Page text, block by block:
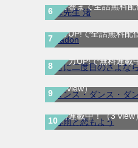
最終巻まで全話無料
BADON-バードン-｜
ンガUP!で全話無料配
君に二度目のさよな
マンガUP!で無料連載
ダンス・ダンス・ダ
巻！全話無料で読め
（3 view）
春雨と恋もよう｜全3
無料連載中！（3 view